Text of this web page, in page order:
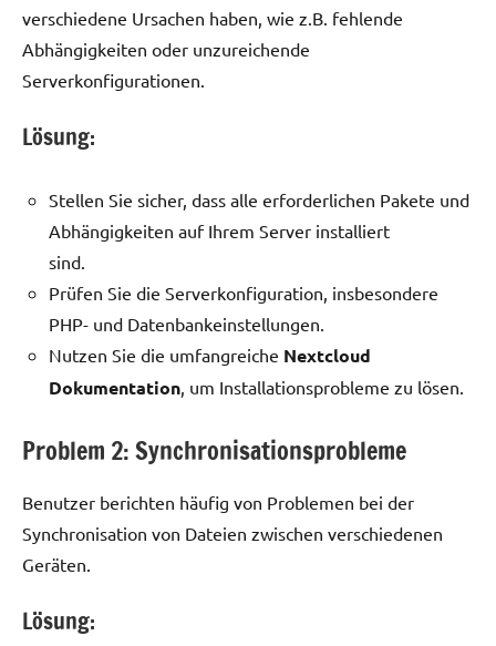
verschiedene Ursachen haben, wie z.B. fehlende
Abhängigkeiten oder unzureichende
Serverkonfigurationen.
Lösung:
Stellen Sie sicher, dass alle erforderlichen Pakete und
Abhängigkeiten auf Ihrem Server installiert
sind.
Prüfen Sie die Serverkonfiguration, insbesondere
PHP- und Datenbankeinstellungen.
Nutzen Sie die umfangreiche Nextcloud
Dokumentation, um Installationsprobleme zu lösen.
Problem 2: Synchronisationsprobleme
Benutzer berichten häufig von Problemen bei der
Synchronisation von Dateien zwischen verschiedenen
Geräten.
Lösung: